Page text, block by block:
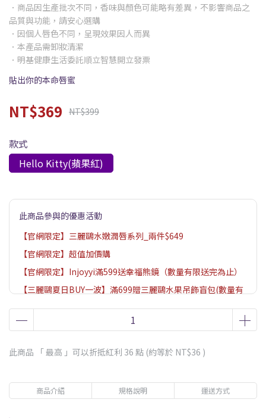
．商品因生產批次不同，香味與顏色可能略有差異，不影響商品之
品質與功能，請安心選購
．因個人唇色不同，呈現效果因人而異
．本產品需卸妝清潔
．明基健康生活委託順立智慧開立發票
貼出你的本命唇蜜
NT$369 NT$399
款式
Hello Kitty(蘋果紅)
此商品參與的優惠活動
【官網限定】三麗鷗水嫩潤唇系列_兩件$649
【官網限定】超值加價購
【官網限定】Injoyyi滿599送幸福熊鏡（數量有限送完為止）
【三麗鷗夏日BUY一波】滿699贈三麗鷗水果吊飾盲包(數量有
【沁涼無限】滿888贈涼感濕巾/口罩｜滿1988贈不銹鋼真空保
【官網限定】新品加碼送5%購物金
此商品 「 最高 」可以折抵紅利 36 點 (約等於 NT$36 )
商品介紹 規格說明 運送方式